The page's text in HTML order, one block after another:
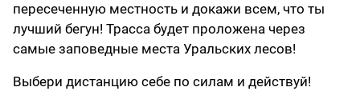
пересеченную местность и докажи всем, что ты
лучший бегун! Трасса будет проложена через
самые заповедные места Уральских лесов!
Выбери дистанцию себе по силам и действуй!